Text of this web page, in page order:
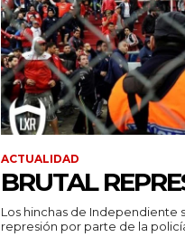
ACTUALIDAD
BRUTAL
Los hinchas de Independiente
represión por parte de la